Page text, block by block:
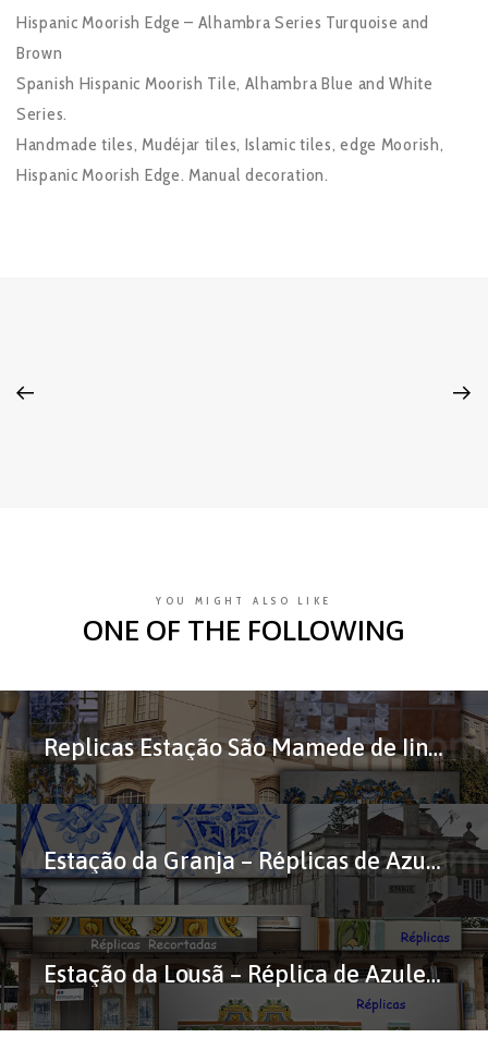
Hispanic Moorish Edge – Alhambra Series Turquoise and
Brown
Spanish Hispanic Moorish Tile, Alhambra Blue and White
Series.
Handmade tiles, Mudéjar tiles, Islamic tiles, edge Moorish,
Hispanic Moorish Edge. Manual decoration.
YOU MIGHT ALSO LIKE
ONE OF THE FOLLOWING
Replicas Estação São Mamede de Iinfesta
Estação da Granja – Réplicas de Azulejos
Estação da Lousã – Réplica de Azulejos em Corda-Seca